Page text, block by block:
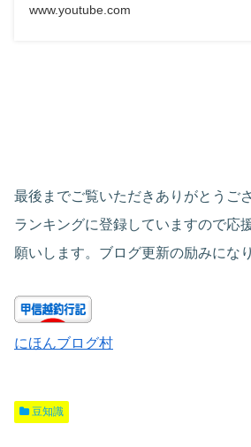
www.youtube.com
最後までご覧いただきありがとうご
ランキングに登録していますので
願いします。ブログ更新の励みにな
にほんブログ村
豆知識